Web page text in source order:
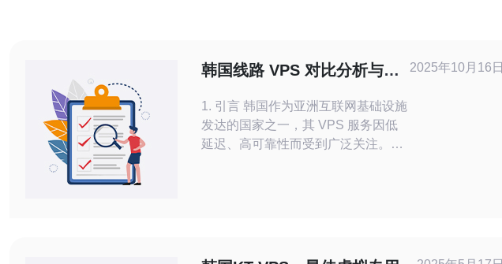
韩国线路 VPS 对比分析与推
1. 引言 韩国作为亚洲互联网基础设施
发达的国家之一，其 VPS 服务因低
延迟、高可靠性而受到广泛关注。本
2025年10月16日